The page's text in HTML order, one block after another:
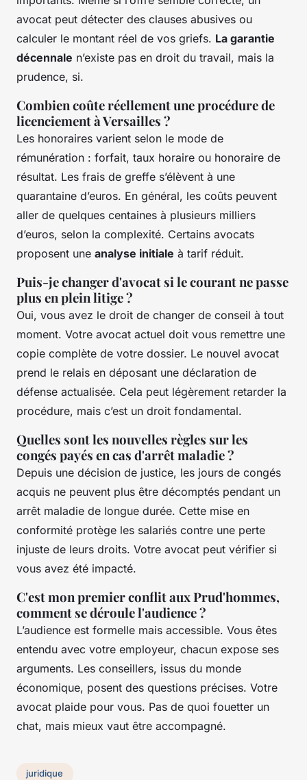
avocat peut détecter des clauses abusives ou
calculer le montant réel de vos griefs. La garantie
décennale n’existe pas en droit du travail, mais la
prudence, si.
Combien coûte réellement une procédure de
licenciement à Versailles ?
Les honoraires varient selon le mode de
rémunération : forfait, taux horaire ou honoraire de
résultat. Les frais de greffe s’élèvent à une
quarantaine d’euros. En général, les coûts peuvent
aller de quelques centaines à plusieurs milliers
d’euros, selon la complexité. Certains avocats
proposent une analyse initiale à tarif réduit.
Puis-je changer d'avocat si le courant ne passe
plus en plein litige ?
Oui, vous avez le droit de changer de conseil à tout
moment. Votre avocat actuel doit vous remettre une
copie complète de votre dossier. Le nouvel avocat
prend le relais en déposant une déclaration de
défense actualisée. Cela peut légèrement retarder la
procédure, mais c’est un droit fondamental.
Quelles sont les nouvelles règles sur les
congés payés en cas d'arrêt maladie ?
Depuis une décision de justice, les jours de congés
acquis ne peuvent plus être décomptés pendant un
arrêt maladie de longue durée. Cette mise en
conformité protège les salariés contre une perte
injuste de leurs droits. Votre avocat peut vérifier si
vous avez été impacté.
C'est mon premier conflit aux Prud'hommes,
comment se déroule l'audience ?
L’audience est formelle mais accessible. Vous êtes
entendu avec votre employeur, chacun expose ses
arguments. Les conseillers, issus du monde
économique, posent des questions précises. Votre
avocat plaide pour vous. Pas de quoi fouetter un
chat, mais mieux vaut être accompagné.
juridique